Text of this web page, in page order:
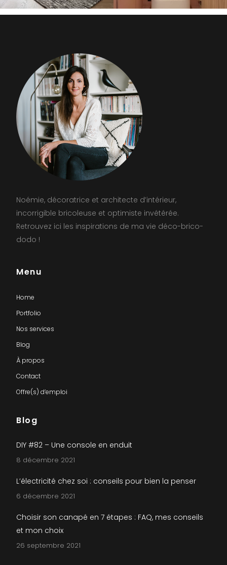
Noémie, décoratrice et architecte d’intérieur,
incorrigible bricoleuse et optimiste invétérée.
Retrouvez ici les inspirations de ma vie déco-brico-
dodo !
Menu
Home
Portfolio
Nos services
Blog
À propos
Contact
Offre(s) d’emploi
Blog
DIY #82 – Une console en enduit
8 décembre 2021
L’électricité chez soi : conseils pour bien la penser
6 décembre 2021
Choisir son canapé en 7 étapes : FAQ, mes conseils
et mon choix
26 septembre 2021